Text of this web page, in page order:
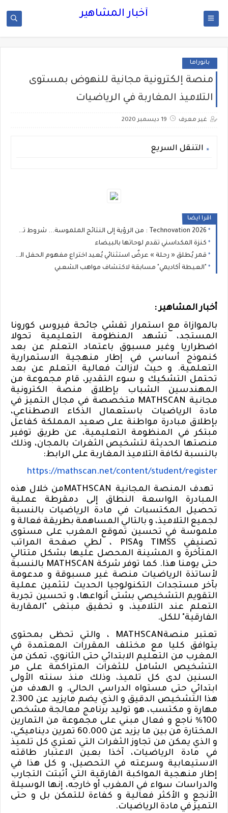
أخبار المشاهير
بانوراما
منصة إلكترونية مجانية للنهوض بمستوى
التلاميذ المغاربة في الرياضيات
غير معرف 19 ديسمبر 2020
التنقل السريع
اقرا ايضا
Technovation 2026 : من الرؤية إلى النتائج الملموسة... شروط تحقيق تحول مستدام
كنزة المكداسني تقدم لوحاتها بالبيضاء
قمر يُطلق « رحلة » عرضٌ استثنائي يُعيد اختراع مفهوم الحفل الموسيقي
"العيطة أكاديمي" مسابقة لاكتشاف مواهب الشعبي
أخبار المشاهير :
بالموازاة مع استمرار تفشي جائحة فيروس كورونا
المستجد، تشهد المنظومة التعليمية تحولا
اضطراريا وغير مسبوق باعتماد التعلم عن بعد
كنموذج أساسي في إطار منهجية الاستمرارية
التعلمية. و حيث لازالت فعالية التعلم عن بعد
تحتمل التشكيك و سوء التقدير، قام مجموعة من
المهندسين الشباب بإطلاق منصة الكترونية
مجانية MATHSCAN متخصصة في مجال التميز في
مادة الرياضيات باستعمال الذكاء الاصطناعي،
بإطلاق مبادرة مواطنة على صعيد المملكة كفاعل
مبتكر في المنظومة التعليمية، عن طريق توفير
منصتها الحديثة لتشخيص الثغرات بالمجان، وذلك
بالنسبة لكافة التلاميذ المغاربة على الرابط:
https://mathscan.net/content/student/register
تهدف المنصة المجانية MATHSCANمن خلال هذه
المبادرة الواسعة النطاق إلى دمقرطة عملية
تحصيل المكتسبات في مادة الرياضيات بالنسبة
لجميع التلاميذ، و بالتالي المساهمة بطريقة فعالة و
ملموسة في تحسين تموقع المغرب على مستوى
تصنيفي TIMSS وPISA ، لطي صفحة المراتب
المتأخرة و المشينة المحصل عليها بشكل متتالي
حتى يومنا هذا. كما توفر شركة MATHSCAN بالنسبة
لأساتذة الرياضيات منصة غير مسبوقة و مدعومة
بآخر مستجدات التكنولوجيا الحديث لتثمين عملية
التقويم التشخيصي بشتى أنواعها، و تحسين تجربة
التعلم عند التلاميذ، و تحقيق مبتغى "المقاربة
الفارقية" للكل.
تعتبر منصةMATHSCAN ، والتي تحظى بمحتوى
يتوافق كليا مع مختلف المقررات المعتمدة في
المغرب من التعليم الابتدائي حتى الثانوي، تمكن من
التشخيص الشامل للثغرات المتراكمة على مر
السنين لدى كل تلميذ، وذلك منذ سنته الأولى
ابتدائي حتى مستواه الدراسي الحالي. و الهدف من
هذا التشخيص الدقيق و الذي يضم مايزيد عن 2.300
مهارة و مكتسب، هو توليد برنامج معالجة مشخص
100% ناجع و فعال مبني على مجموعة من التمارين
المختارة من بين ما يزيد عن 60.000 تمرين ديناميكي،
و الذي يمكن من تجاوز الثغرات التي تعتري كل تلميذ
في مادة الرياضيات، آخذا بعين الاعتبار طاقته
الاستيعابية وسرعته في التحصيل، و كل هذا في
إطار منهجية المواكبة الفارقية التي أثبتت التجارب
والدراسات سواء في المغرب أو خارجه، إنها الوسيلة
الأنجع و الأكثر فعالية و كفاءة للتمكن بل و حتى
التميز في مادة الرياضيات.